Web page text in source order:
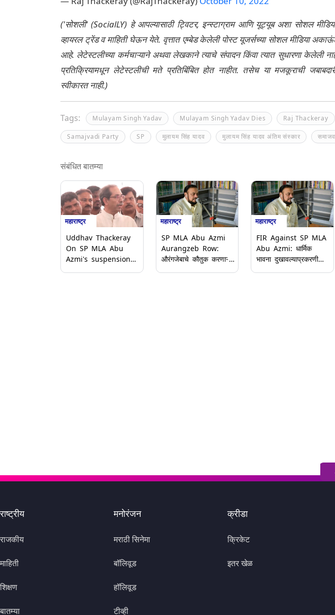
('सोशली' (SocialLY) हे आपल्यासाठी ट्विटर, इन्स्टाग्राम आणि यूट्यूब अशा सोशल
व्हायरल ट्रेंड व माहिती घेऊन येते. वृत्तात एम्बेड केलेली पोस्ट यूजर्सच्या सोशल मीडिया
आहे. लेटेस्टलीच्या कर्मचाऱ्याने अथवा लेखकाने त्याचे संपादन किंवा त्यात सुधारणा केलेली
प्रतिक्रियामधून लेटेस्टलीची मते प्रतिबिंबित होत नाहीत. तसेच या मजकूराची
स्वीकारत नाही.)
Tags: Mulayam Singh Yadav Mulayam Singh Yadav Dies Raj Thackeray
Samajvadi Party SP मुलायम सिंह यादव मुलायम सिंह यादव अंतिम संस्कार
संबंधित बातम्या
महाराष्ट्र
Uddhav Thackeray
On SP MLA Abu
Azmi's suspension:
महाराष्ट्र
SP MLA Abu Azmi
Aurangzeb Row:
औरंगजेबाचे कौतुक करणाऱ्या
महाराष्ट्र
FIR Against SP MLA
Abu Azmi: धार्मिक
भावना दुखावल्याप्रकरणी
राष्ट्रीय
राजकीय
माहिती
शिक्षण
बातम्या
मनोरंजन
मराठी सिनेमा
बॉलिवूड
हॉलिवूड
टीव्ही
क्रीडा
क्रिकेट
इतर खेळ